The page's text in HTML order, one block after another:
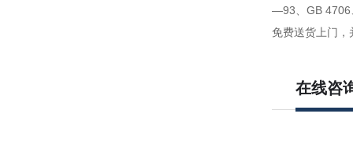
—93、GB 4706
免费送货上门，
在线咨